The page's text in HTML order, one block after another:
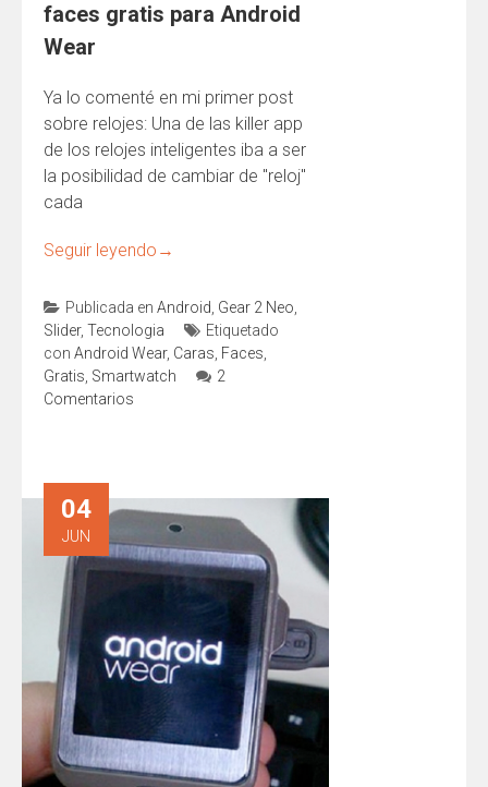
faces gratis para Android
Wear
Ya lo comenté en mi primer post
sobre relojes: Una de las killer app
de los relojes inteligentes iba a ser
la posibilidad de cambiar de "reloj"
cada
Seguir leyendo →
Publicada en Android Gear 2 Neo
Slider, Tecnologia
Etiquetado
con Android Wear, Caras Faces
Gratis Smartwatch
2
Comentarios
04
JUN